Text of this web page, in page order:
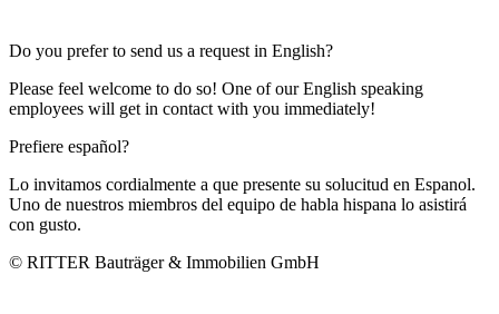
Do you prefer to send us a request in English?
Please feel welcome to do so! One of our English speaking
employees will get in contact with you immediately!
Prefiere español?
Lo invitamos cordialmente a que presente su solucitud en Espanol.
Uno de nuestros miembros del equipo de habla hispana lo asistirá
con gusto.
© RITTER Bauträger & Immobilien GmbH